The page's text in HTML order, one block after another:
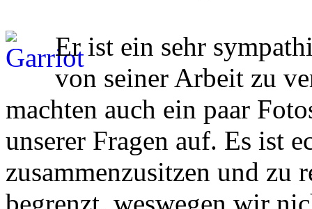
Er ist ein sehr
von seiner Arbeit zu
machten auch ein paar
unserer Fragen auf. Es ist
zusammenzusitzen und zu